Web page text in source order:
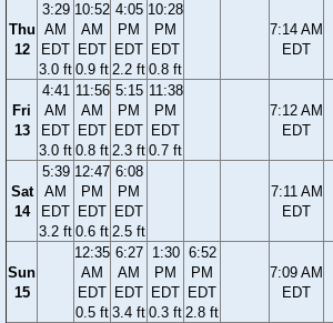
Thu
12
3:29
AM
EDT
3.0 ft
10:52
AM
EDT
0.9 ft
4:05
PM
EDT
2.2 ft
10:28
PM
EDT
0.8 ft
7:14 AM
EDT
Fri
13
4:41
AM
EDT
3.0 ft
11:56
AM
EDT
0.8 ft
5:15
PM
EDT
2.3 ft
11:38
PM
EDT
0.7 ft
7:12 AM
EDT
Sat
14
5:39
AM
EDT
3.2 ft
12:47
PM
EDT
0.6 ft
6:08
PM
EDT
2.5 ft
7:11 AM
EDT
Sun
15
12:35
AM
EDT
0.5 ft
6:27
AM
EDT
3.4 ft
1:30
PM
EDT
0.3 ft
6:52
PM
EDT
2.8 ft
7:09 AM
EDT